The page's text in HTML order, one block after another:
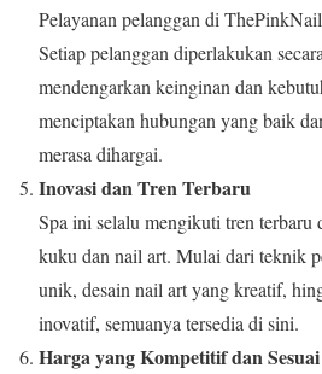
Pelayanan pelanggan di
Setiap pelanggan diperlakukan
mendengarkan keinginan dan
menciptakan hubungan yang baik
merasa dihargai.
Inovasi dan Tren Terbaru
Spa ini selalu mengikuti tren terbaru
kuku dan nail art. Mulai dari teknik
unik, desain nail art yang kreatif,
inovatif, semuanya tersedia di sini.
Harga yang Kompetitif dan